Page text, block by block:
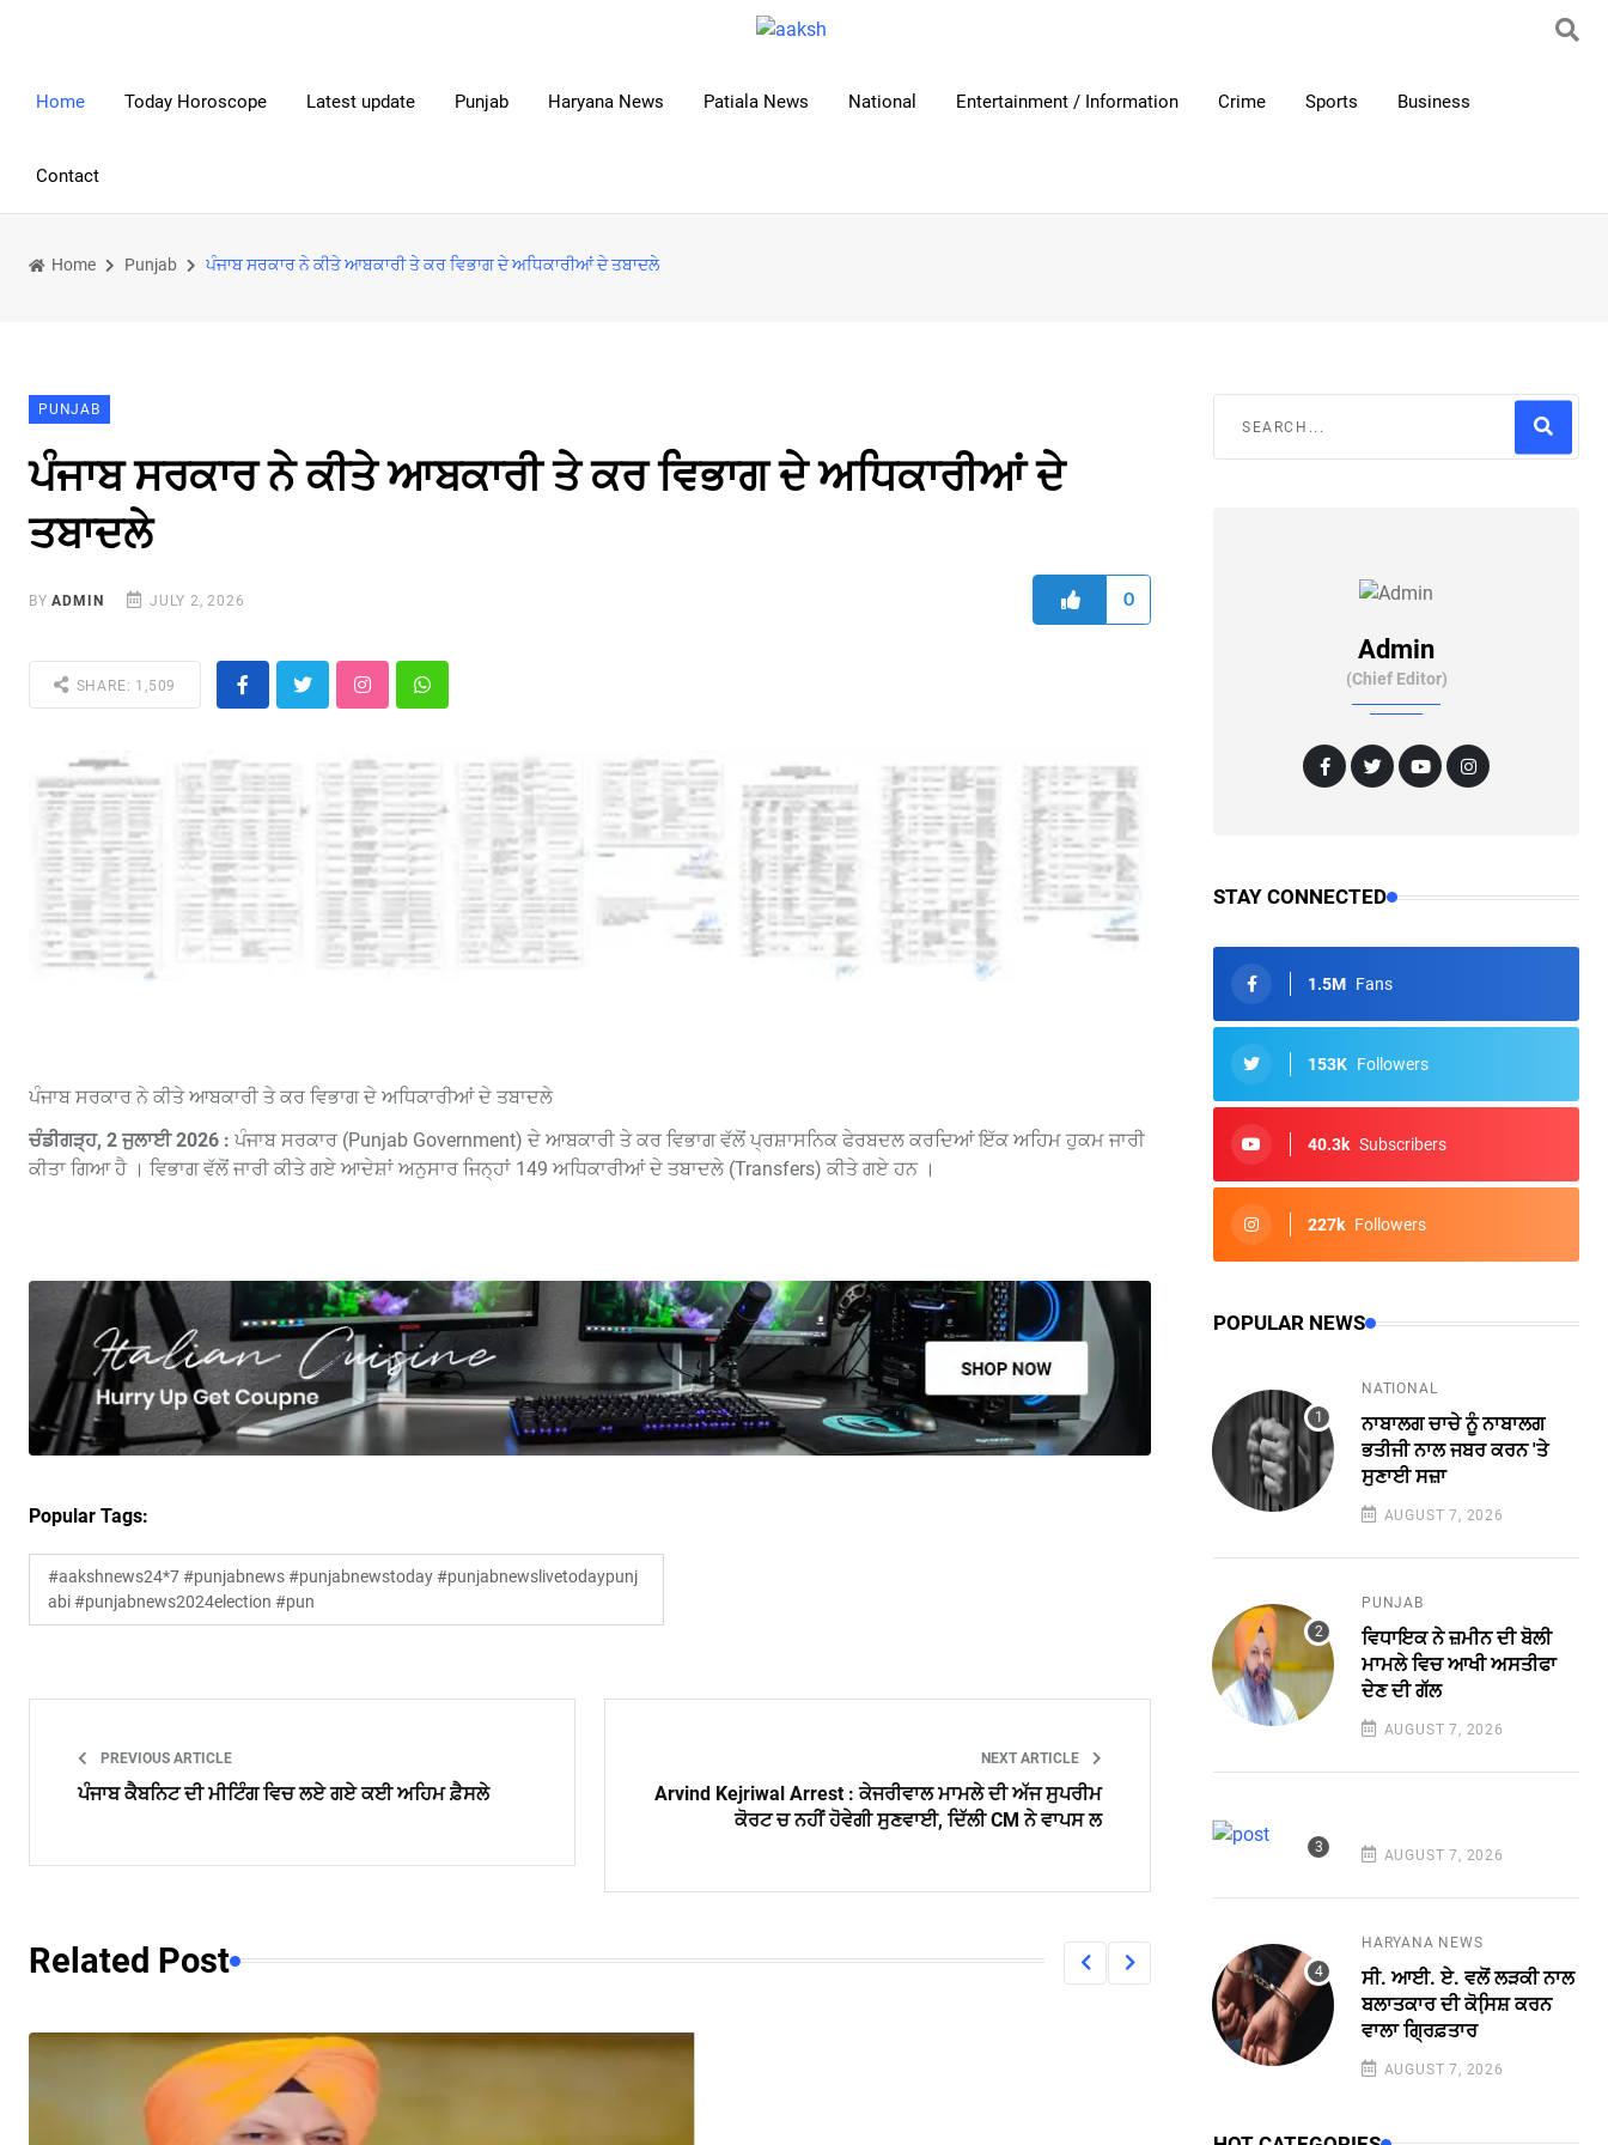
Home Today Horoscope Latest update Punjab Haryana News Patiala News National Entertainment / Information Crime Sports Business
Contact
Home Punjab ਪੰਜਾਬ ਸਰਕਾਰ ਨੇ ਕੀਤੇ ਆਬਕਾਰੀ ਤੇ ਕਰ ਵਿਭਾਗ ਦੇ ਅਧਿਕਾਰੀਆਂ ਦੇ ਤਬਾਦਲੇ
PUNJAB
ਪੰਜਾਬ ਸਰਕਾਰ ਨੇ ਕੀਤੇ ਆਬਕਾਰੀ ਤੇ ਕਰ ਵਿਭਾਗ ਦੇ ਅਧਿਕਾਰੀਆਂ ਦੇ
ਤਬਾਦਲੇ
BYADMIN JULY 2, 2026 0
SHARE: 1,509
ਪੰਜਾਬ ਸਰਕਾਰ ਨੇ ਕੀਤੇ ਆਬਕਾਰੀ ਤੇ ਕਰ ਵਿਭਾਗ ਦੇ ਅਧਿਕਾਰੀਆਂ ਦੇ ਤਬਾਦਲੇ
ਚੰਡੀਗੜ੍ਹ, 2 ਜੁਲਾਈ 2026 : ਪੰਜਾਬ ਸਰਕਾਰ (Punjab Government) ਦੇ ਆਬਕਾਰੀ ਤੇ ਕਰ ਵਿਭਾਗ ਵੱਲੋਂ ਪ੍ਰਸ਼ਾਸਨਿਕ ਫੇਰਬਦਲ ਕਰਦਿਆਂ ਇੱਕ ਅਹਿਮ ਹੁਕਮ ਜਾਰੀ
ਕੀਤਾ ਗਿਆ ਹੈ । ਵਿਭਾਗ ਵੱਲੋਂ ਜਾਰੀ ਕੀਤੇ ਗਏ ਆਦੇਸ਼ਾਂ ਅਨੁਸਾਰ ਜਿਨ੍ਹਾਂ 149 ਅਧਿਕਾਰੀਆਂ ਦੇ ਤਬਾਦਲੇ (Transfers) ਕੀਤੇ ਗਏ ਹਨ ।
Popular Tags:
#aakshnews24*7 #punjabnews #punjabnewstoday #punjabnewslivetodaypunj
abi #punjabnews2024election #pun
PREVIOUS ARTICLE
ਪੰਜਾਬ ਕੈਬਨਿਟ ਦੀ ਮੀਟਿੰਗ ਵਿਚ ਲਏ ਗਏ ਕਈ ਅਹਿਮ ਫ਼ੈਸਲੇ
NEXT ARTICLE
Arvind Kejriwal Arrest : ਕੇਜਰੀਵਾਲ ਮਾਮਲੇ ਦੀ ਅੱਜ ਸੁਪਰੀਮ
ਕੋਰਟ ਚ ਨਹੀਂ ਹੋਵੇਗੀ ਸੁਣਵਾਈ, ਦਿੱਲੀ CM ਨੇ ਵਾਪਸ ਲ
Related Post
Admin
(Chief Editor)
STAY CONNECTED
1.5M Fans
153K Followers
40.3k Subscribers
227k Followers
POPULAR NEWS
NATIONAL
ਨਾਬਾਲਗ ਚਾਚੇ ਨੂੰ ਨਾਬਾਲਗ
ਭਤੀਜੀ ਨਾਲ ਜਬਰ ਕਰਨ 'ਤੇ
ਸੁਣਾਈ ਸਜ਼ਾ
AUGUST 7, 2026
PUNJAB
ਵਿਧਾਇਕ ਨੇ ਜ਼ਮੀਨ ਦੀ ਬੋਲੀ
ਮਾਮਲੇ ਵਿਚ ਆਖੀ ਅਸਤੀਫਾ
ਦੇਣ ਦੀ ਗੱਲ
AUGUST 7, 2026
AUGUST 7, 2026
HARYANA NEWS
ਸੀ. ਆਈ. ਏ. ਵਲੋਂ ਲੜਕੀ ਨਾਲ
ਬਲਾਤਕਾਰ ਦੀ ਕੋਸਿ਼ਸ਼ ਕਰਨ
ਵਾਲਾ ਗ੍ਰਿਫ਼ਤਾਰ
AUGUST 7, 2026